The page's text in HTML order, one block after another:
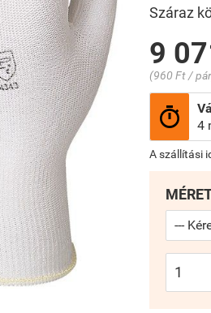
Száraz
9
(960 Ft /

4
A szállítási